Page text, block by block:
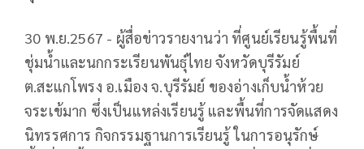
30 พ.ย.2567 - ผู้สื่อข่าวรายงานว่า ที่ศูนย์เรียนรู้พื้นที่
ชุ่มน้ำและนกกระเรียนพันธุ์ไทย จังหวัดบุรีรัมย์
ต.สะแกโพรง อ.เมือง จ.บุรีรัมย์ ของอ่างเก็บน้ำห้วย
จระเข้มาก ซึ่งเป็นแหล่งเรียนรู้ และพื้นที่การจัดแสดง
นิทรรศการ กิจกรรมฐานการเรียนรู้ ในการอนุรักษ์